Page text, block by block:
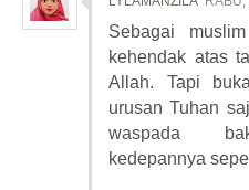
Sebagai
kehendak atas
Allah. Tapi
urusan Tuhan
waspada
kedepannya